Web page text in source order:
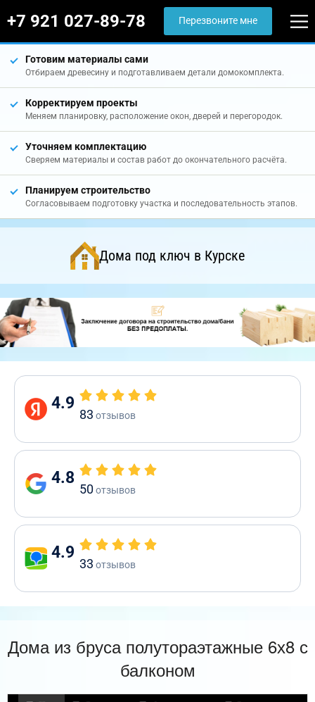
+7 921 027-89-78 Перезвоните мне
Готовим материалы сами
Отбираем древесину и подготавливаем детали домокомплекта.
Корректируем проекты
Меняем планировку, расположение окон, дверей и перегородок.
Уточняем комплектацию
Сверяем материалы и состав работ до окончательного расчёта.
Планируем строительство
Согласовываем подготовку участка и последовательность этапов.
Дома под ключ в Курске
4.9
83 отзывов
4.8
50отзывов
4.9
33 отзывов
Дома из бруса полутораэтажные 6х8 с
балконом